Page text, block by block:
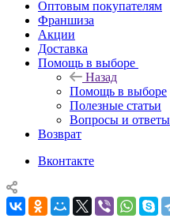
Оптовым покупателям
Франшиза
Акции
Доставка
Помощь в выборе
Назад
Помощь в выборе
Полезные статьи
Вопросы и ответы
Возврат
Вконтакте